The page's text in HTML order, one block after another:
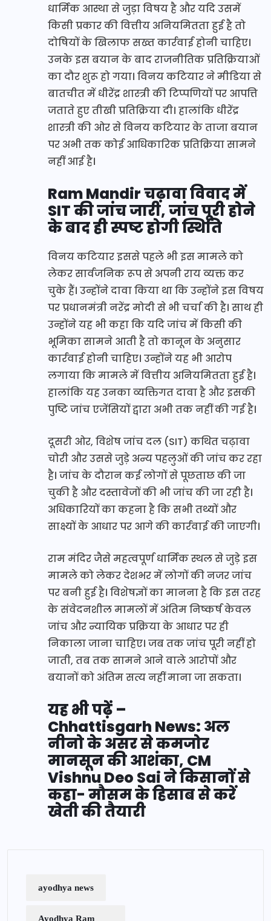
धार्मिक आस्था से जुड़ा विषय है और यदि उसमें
किसी प्रकार की वित्तीय अनियमितता हुई है तो
दोषियों के खिलाफ सख्त कार्रवाई होनी चाहिए।
उनके इस बयान के बाद राजनीतिक प्रतिक्रियाओं
का दौर शुरू हो गया। विनय कटियार ने मीडिया से
बातचीत में धीरेंद्र शास्त्री की टिप्पणियों पर आपत्ति
जताते हुए तीखी प्रतिक्रिया दी। हालांकि धीरेंद्र
शास्त्री की ओर से विनय कटियार के ताजा बयान
पर अभी तक कोई आधिकारिक प्रतिक्रिया सामने
नहीं आई है।
Ram Mandir चढ़ावा विवाद में
SIT की जांच जारी, जांच पूरी होने
के बाद ही स्पष्ट होगी स्थिति
विनय कटियार इससे पहले भी इस मामले को
लेकर सार्वजनिक रूप से अपनी राय व्यक्त कर
चुके हैं। उन्होंने दावा किया था कि उन्होंने इस विषय
पर प्रधानमंत्री नरेंद्र मोदी से भी चर्चा की है। साथ ही
उन्होंने यह भी कहा कि यदि जांच में किसी की
भूमिका सामने आती है तो कानून के अनुसार
कार्रवाई होनी चाहिए। उन्होंने यह भी आरोप
लगाया कि मामले में वित्तीय अनियमितता हुई है।
हालांकि यह उनका व्यक्तिगत दावा है और इसकी
पुष्टि जांच एजेंसियों द्वारा अभी तक नहीं की गई है।
दूसरी ओर, विशेष जांच दल (SIT) कथित चढ़ावा
चोरी और उससे जुड़े अन्य पहलुओं की जांच कर रहा
है। जांच के दौरान कई लोगों से पूछताछ की जा
चुकी है और दस्तावेजों की भी जांच की जा रही है।
अधिकारियों का कहना है कि सभी तथ्यों और
साक्ष्यों के आधार पर आगे की कार्रवाई की जाएगी।
राम मंदिर जैसे महत्वपूर्ण धार्मिक स्थल से जुड़े इस
मामले को लेकर देशभर में लोगों की नजर जांच
पर बनी हुई है। विशेषज्ञों का मानना है कि इस तरह
के संवेदनशील मामलों में अंतिम निष्कर्ष केवल
जांच और न्यायिक प्रक्रिया के आधार पर ही
निकाला जाना चाहिए। जब तक जांच पूरी नहीं हो
जाती, तब तक सामने आने वाले आरोपों और
बयानों को अंतिम सत्य नहीं माना जा सकता।
यह भी पढ़ें –
Chhattisgarh News: अल
नीनो के असर से कमजोर
मानसून की आशंका, CM
Vishnu Deo Sai ने किसानों से
कहा- मौसम के हिसाब से करें
खेती की तैयारी
ayodhya news
Ayodhya Ram